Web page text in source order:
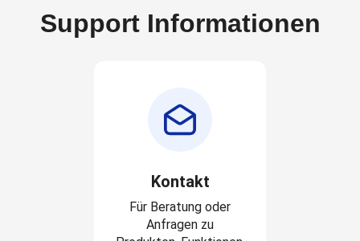
Support Informationen
Kontakt
Für Beratung oder
Anfragen zu